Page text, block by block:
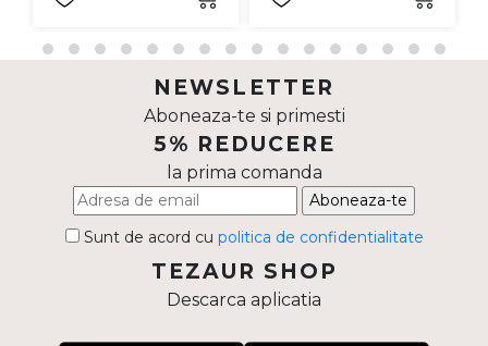
NEWSLETTER
Aboneaza-te si primesti
5% REDUCERE
la prima comanda
Aboneaza-te
Sunt de acord cu politica de confidentialitate
TEZAUR SHOP
Descarca aplicatia